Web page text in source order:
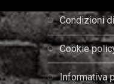
condizioni
cookie
informativa